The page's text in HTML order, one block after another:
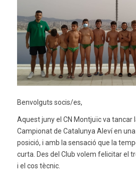
Benvolguts socis/es,
Aquest juny el CN Montjuïc va tancar
Campionat de Catalunya Aleví en
posició, i amb la sensació que la
curta. Des del Club volem felicitar el
i el cos tècnic.